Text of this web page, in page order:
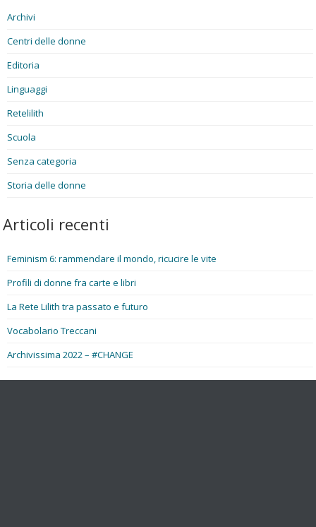
Archivi
Centri delle donne
Editoria
Linguaggi
Retelilith
Scuola
Senza categoria
Storia delle donne
Articoli recenti
Feminism 6: rammendare il mondo, ricucire le vite
Profili di donne fra carte e libri
La Rete Lilith tra passato e futuro
Vocabolario Treccani
Archivissima 2022 – #CHANGE